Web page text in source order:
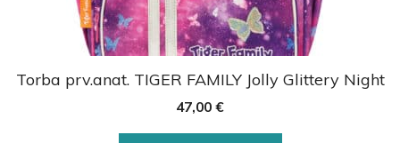
Torba prv.anat. TIGER FAMILY Jolly Glittery Night
47,00 €